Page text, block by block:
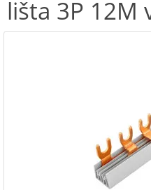
lišta 3P 12M